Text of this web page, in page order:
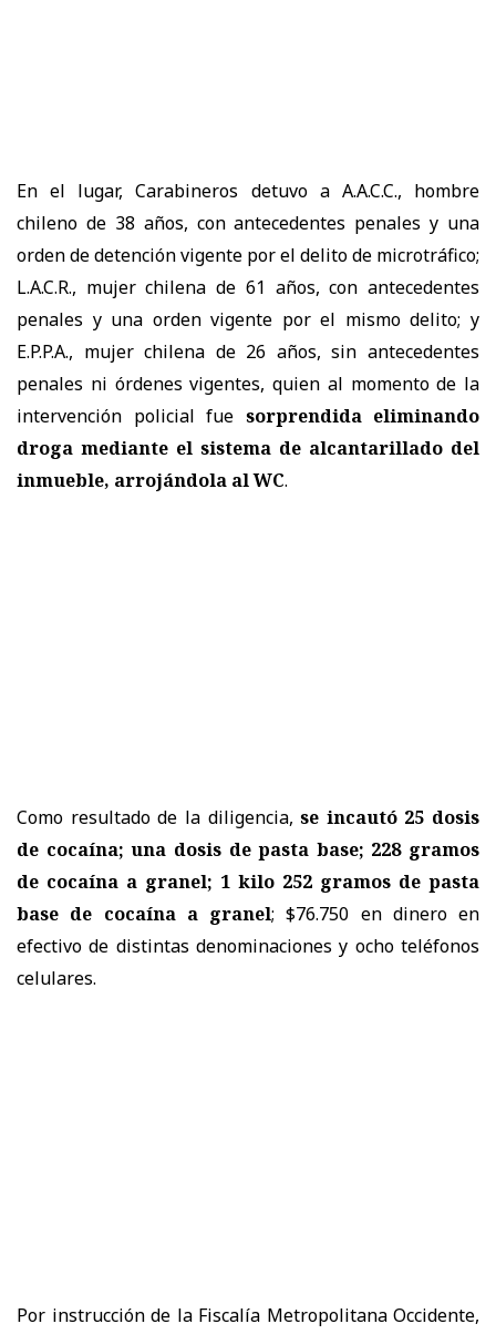
En el lugar, Carabineros detuvo a A.A.C.C., hombre
chileno de 38 años, con antecedentes penales y una
orden de detención vigente por el delito de microtráfico;
L.A.C.R., mujer chilena de 61 años, con antecedentes
penales y una orden vigente por el mismo delito; y
E.P.P.A., mujer chilena de 26 años, sin antecedentes
penales ni órdenes vigentes, quien al momento de la
intervención policial fue sorprendida eliminando
droga mediante el sistema de alcantarillado del
inmueble, arrojándola al WC.
Como resultado de la diligencia,se incautó 25 dosis
de cocaína; una dosis de pasta base; 228 gramos
de cocaína a granel; 1 kilo 252 gramos de pasta
base de cocaína a granel; $76.750 en dinero en
efectivo de distintas denominaciones y ocho teléfonos
celulares.
Por instrucción de la Fiscalía Metropolitana Occidente,